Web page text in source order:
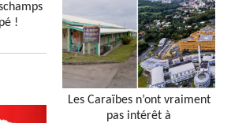
!
Les Caraïbes n’ont vraiment
pas intérêt à